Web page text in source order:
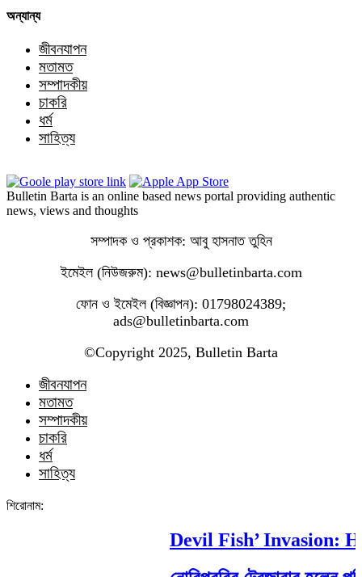
অন্যান্য
জীবনযাপন
মতামত
সম্পাদকীয়
চাকরি
ধর্ম
সাহিত্য
Bulletin Barta is an online based news portal providing authentic
news, views and thoughts
সম্পাদক ও প্রকাশক: আবু হাসনাত তুহিন
ইমেইল (নিউজরুম): news@bulletinbarta.com
ফোন ও ইমেইল (বিজ্ঞাপন): 01798024389;
ads@bulletinbarta.com
©️Copyright 2025, Bulletin Barta
জীবনযাপন
মতামত
সম্পাদকীয়
চাকরি
ধর্ম
সাহিত্য
শিরোনাম:
Devil Fish’ Invasion: